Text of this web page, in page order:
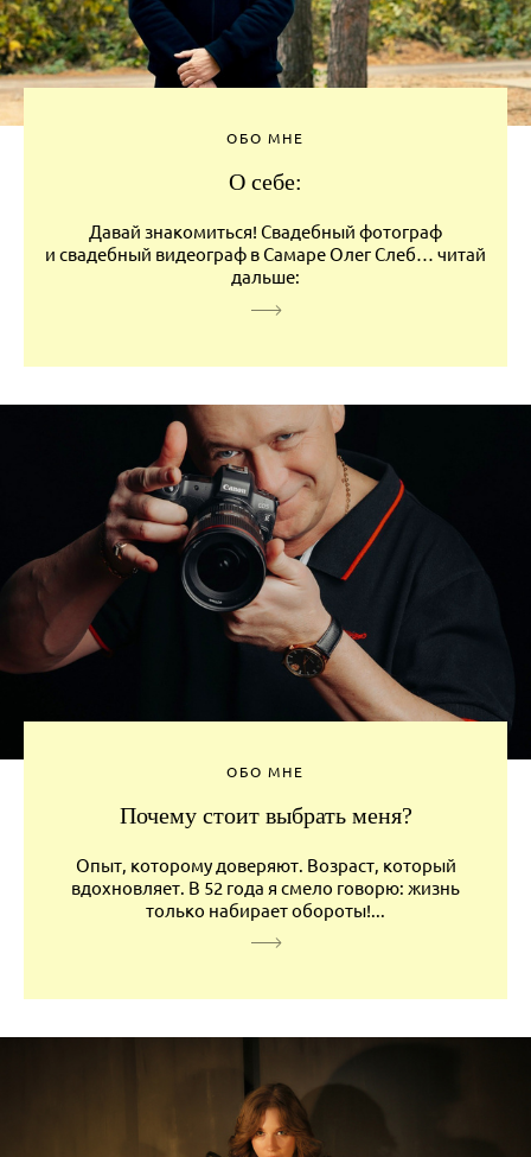
ОБО МНЕ
О себе:
Давай знакомиться! Свадебный фотограф
и свадебный видеограф в Самаре Олег Слеб… читай
дальше:
ОБО МНЕ
Почему стоит выбрать меня?
Опыт, которому доверяют. Возраст, который
вдохновляет. В 52 года я смело говорю: жизнь
только набирает обороты!...